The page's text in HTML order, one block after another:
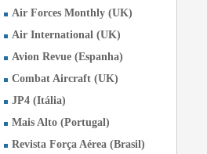
Air Forces Monthly (UK)
Air International (UK)
Avion Revue (Espanha)
Combat Aircraft (UK)
JP4 (Itália)
Mais Alto (Portugal)
Revista Força Aérea (Brasil)